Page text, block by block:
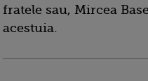
fratele sau, Mircea
acestuia.